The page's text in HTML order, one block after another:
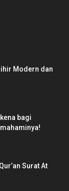
Modern dan
bagi
Surat At